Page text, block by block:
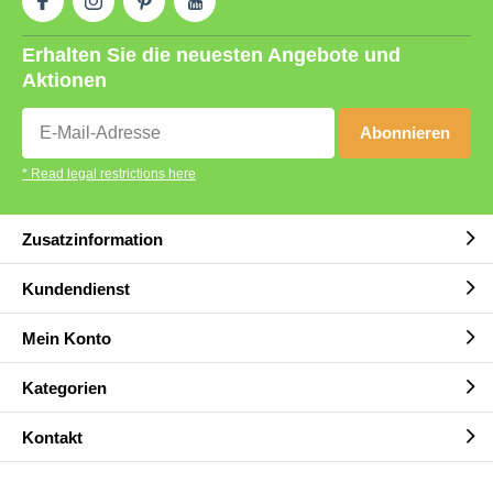
Erhalten Sie die neuesten Angebote und
Aktionen
Abonnieren
* Read legal restrictions here
Zusatzinformation
Kundendienst
Mein Konto
Kategorien
Kontakt